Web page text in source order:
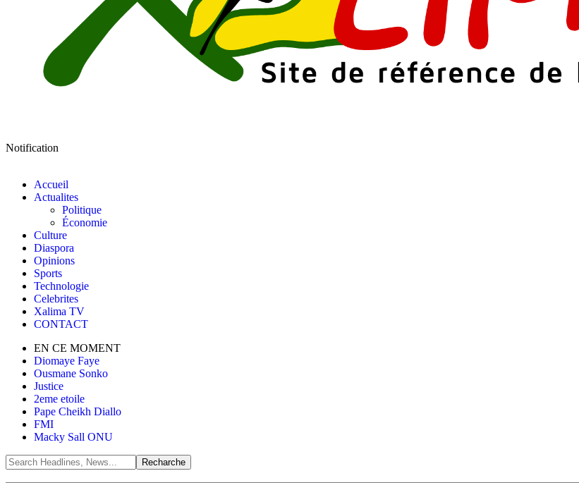
Notification
Accueil
Actualites
Politique
Économie
Culture
Diaspora
Opinions
Sports
Technologie
Celebrites
Xalima TV
CONTACT
EN CE MOMENT
Diomaye Faye
Ousmane Sonko
Justice
2eme etoile
Pape Cheikh Diallo
FMI
Macky Sall ONU